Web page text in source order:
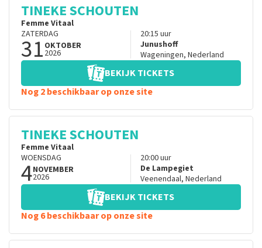
TINEKE SCHOUTEN
Femme Vitaal
ZATERDAG
31 OKTOBER
2026
20:15 uur
Junushoff
Wageningen, Nederland
BEKIJK TICKETS
Nog 2 beschikbaar op onze site
TINEKE SCHOUTEN
Femme Vitaal
WOENSDAG
4NOVEMBER
2026
20:00uur
De Lampegiet
Veenendaal, Nederland
BEKIJK TICKETS
Nog 6 beschikbaar op onze site